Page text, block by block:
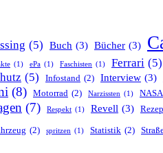
(5) Buch (3) Bücher (3)
(1) ePa (1) Faschisten (1) Ferrari (5)
(5) Infostand (2) Interview (3)
(8) Motorrad (2) Narzissten (1) NASA
(7) Respekt (1) Revell (3)
(2) spritzen (1) Statistik (2)